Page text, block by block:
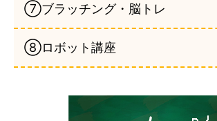
⑦ブラッチング・脳トレ
⑧ロボット講座